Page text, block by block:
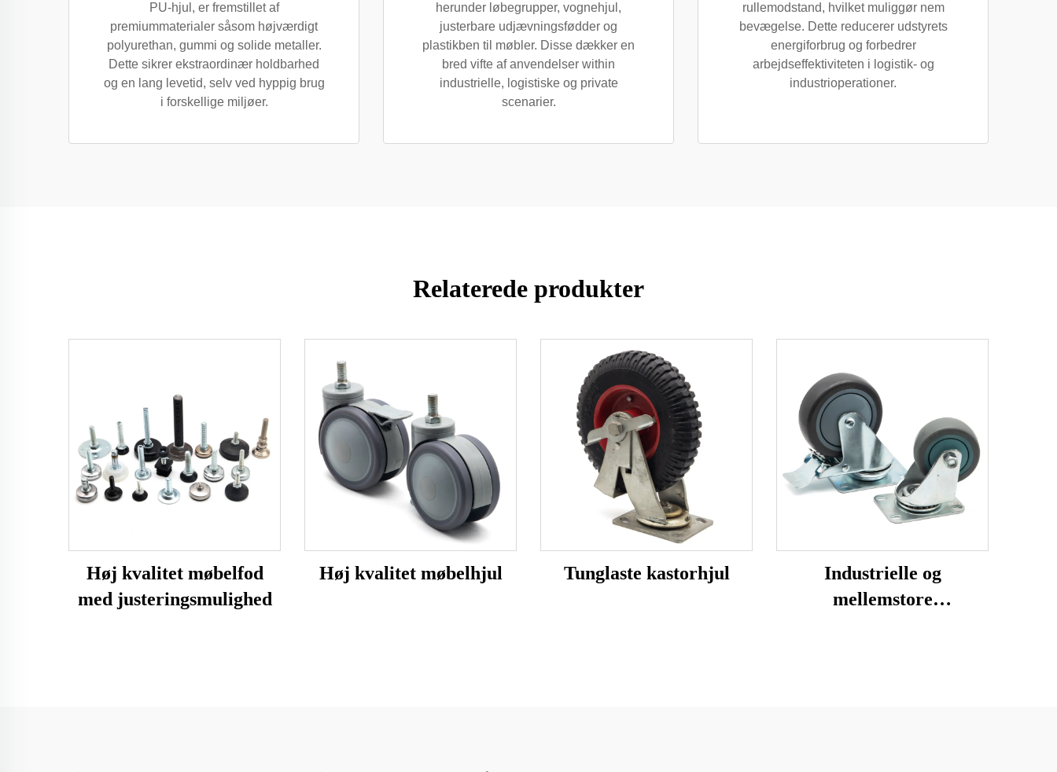
PU-hjul, er fremstillet af
premiummaterialer såsom højværdigt
polyurethan, gummi og solide metaller.
Dette sikrer ekstraordinær holdbarhed
og en lang levetid, selv ved hyppig brug
i forskellige miljøer.
herunder løbegrupper, vognehjul,
justerbare udjævningsfødder og
plastikben til møbler. Disse dækker en
bred vifte af anvendelser within
industrielle, logistiske og private
scenarier.
rullemodstand, hvilket muliggør nem
bevægelse. Dette reducerer udstyrets
energiforbrug og forbedrer
arbejdseffektiviteten i logistik- og
industrioperationer.
Relaterede produkter
Høj kvalitet møbelfod
med justeringsmulighed
Høj kvalitet møbelhjul Tunglaste kastorhjul
Industrielle og
mellemstore